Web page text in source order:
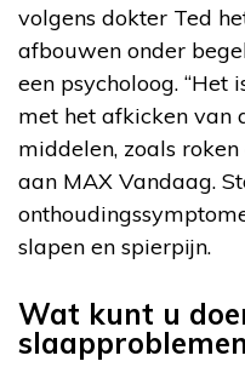
volgens dokter Ted
afbouwen onder
een psycholoog.
met het afkicken van
middelen, zoals
aan MAX Vandaag.
slapen en spierpijn.
Wat kunt u